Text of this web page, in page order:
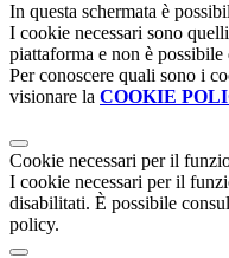
In questa schermata è
I cookie necessari sono
piattaforma e non è
Per conoscere quali sono i
visionare la COOKIE
Cookie necessari per il
I cookie necessari per il
disabilitati. È possibile
policy.